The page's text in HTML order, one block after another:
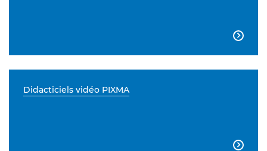

Didacticiels vidéo PIXMA
